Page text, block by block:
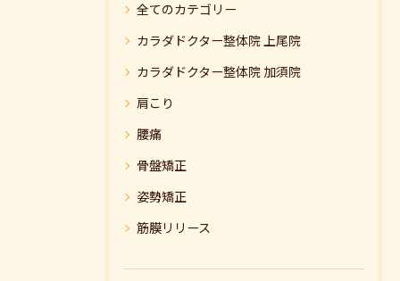
全てのカテゴリー
カラダドクター整体院 上尾院
カラダドクター整体院 加須院
肩こり
腰痛
骨盤矯正
姿勢矯正
筋膜リリース